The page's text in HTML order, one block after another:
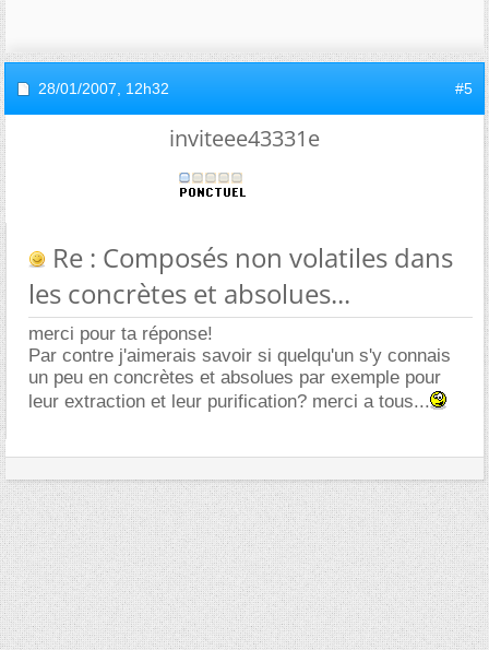
28/01/2007, 12h32 #5
inviteee43331e
Re : Composés non volatiles dans
les concrètes et absolues...
merci pour ta réponse!
Par contre j'aimerais savoir si quelqu'un s'y connais
un peu en concrètes et absolues par exemple pour
leur extraction et leur purification? merci a tous...